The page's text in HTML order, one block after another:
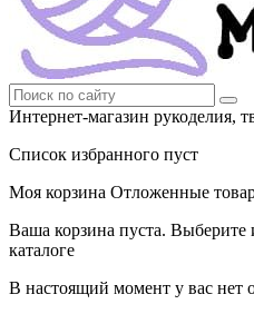
Интернет-магазин рукоделия,
Список избранного пуст
Моя корзина Отложенные
Ваша корзина пуста. Выберите
каталоге
В настоящий момент у вас нет